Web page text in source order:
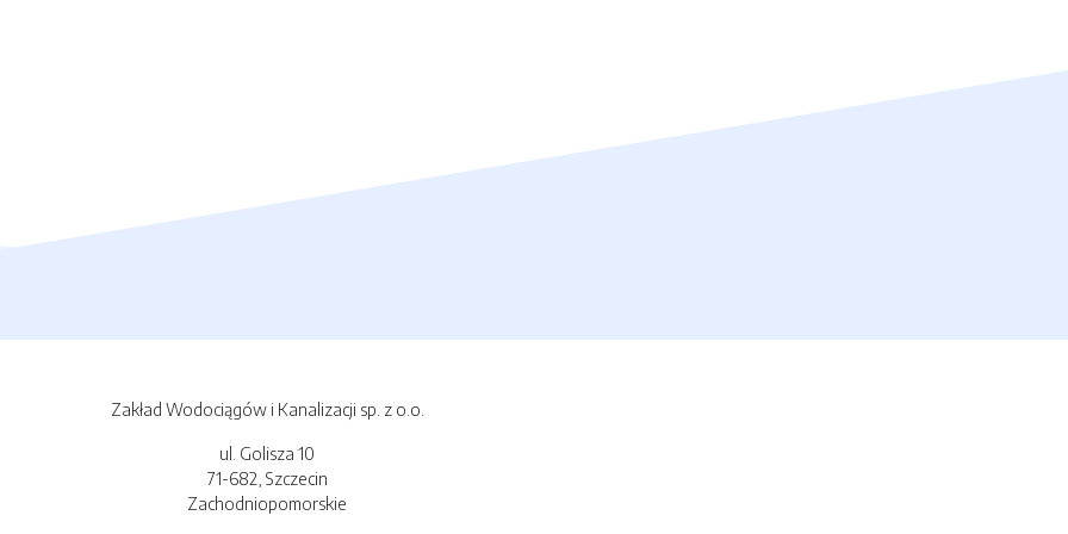
Zakład Wodociągów i Kanalizacji sp. z o.o.
ul. Golisza 10
71-682, Szczecin
Zachodniopomorskie